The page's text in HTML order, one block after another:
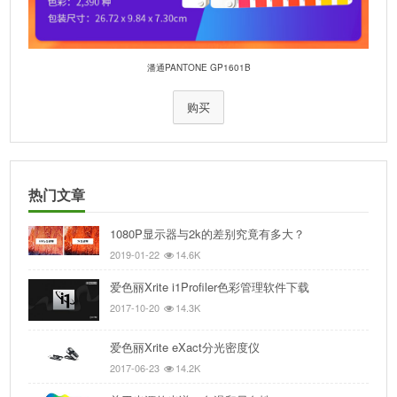
潘通PANTONE GP1601B
购买
热门文章
1080P显示器与2k的差别究竟有多大？
2019-01-22 14.6K
爱色丽Xrite i1Profiler色彩管理软件下载
2017-10-20 14.3K
爱色丽Xrite eXact分光密度仪
2017-06-23 14.2K